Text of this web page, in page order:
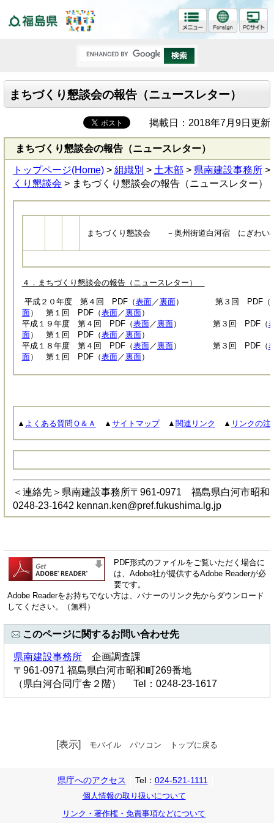
まちづくり懇談会の報告（ニュースレター）
掲載日：2018年7月9日更新
まちづくり懇談会の報告（ニュースレター）
トップページ(Home)> 組織別 > 土木部 > 県南建設事務所>
くり懇談会 > まちづくり懇談会の報告（ニュースレター）
まちづくり懇談会 －奥州街道白河宿 にぎわい
４．まちづくり懇談会の報告（ニュースレター）
平成２０年度 第４回 PDF（表面／裏面） 第３回 PDF（
面） 第１回 PDF（表面／裏面）
平成１９年度 第４回 PDF（表面／裏面） 第３回 PDF（
面） 第１回 PDF（表面／裏面）
平成１８年度 第４回 PDF（表面／裏面） 第３回 PDF（
面） 第１回 PDF（表面／裏面）
▲ よくある質問Ｑ＆Ａ ▲ サイトマップ▲ 関連リンク ▲ リンクの注
＜連絡先＞県南建設事務所〒961-0971 福島県白河市昭和
0248-23-1642 kennan.ken@pref.fukushima.lg.jp
PDF形式のファイルをご覧いただく場合に
は、Adobe社が提供するAdobe Readerが必
要です。
Adobe Readerをお持ちでない方は、バナーのリンク先からダウンロード
してください。（無料）
このページに関するお問い合わせ先
県南建設事務所 企画調査課
〒961-0971 福島県白河市昭和町269番地
（県白河合同庁舎２階） Tel：0248-23-1617
[表示] モバイル パソコン トップに戻る
県庁へのアクセス Tel： 024-521-1111
個人情報の取り扱いについて
リンク・著作権・免責事項などについて